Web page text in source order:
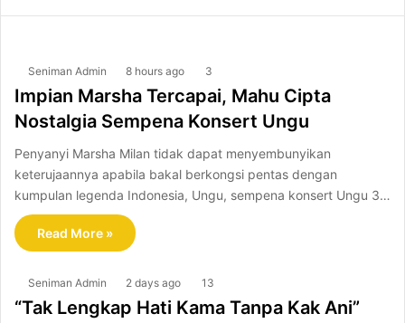
Seniman Admin 8 hours ago 3
Impian Marsha Tercapai, Mahu Cipta
Nostalgia Sempena Konsert Ungu
Penyanyi Marsha Milan tidak dapat menyembunyikan
keterujaannya apabila bakal berkongsi pentas dengan
kumpulan legenda Indonesia, Ungu, sempena konsert Ungu 3…
Read More »
Seniman Admin 2 days ago 13
“Tak Lengkap Hati Kama Tanpa Kak Ani”